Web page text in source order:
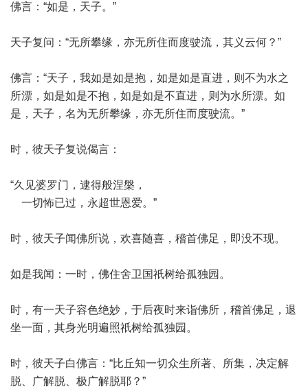
佛言：“如是，天子。”
天子复问：“无所攀缘，亦无所住而度驶流，其义云何？”
佛言：“天子，我如是如是抱，如是如是直进，则不为水之
所漂，如是如是不抱，如是如是不直进，则为水所漂。如
是，天子，名为无所攀缘，亦无所住而度驶流。”
时，彼天子复说偈言：
“久见婆罗门，逮得般涅槃，
一切怖已过，永超世恩爱。”
时，彼天子闻佛所说，欢喜随喜，稽首佛足，即没不现。
如是我闻：一时，佛住舍卫国祇树给孤独园。
时，有一天子容色绝妙，于后夜时来诣佛所，稽首佛足，退
坐一面，其身光明遍照祇树给孤独园。
时，彼天子白佛言：“比丘知一切众生所著、所集，决定解
脱、广解脱、极广解脱耶？”